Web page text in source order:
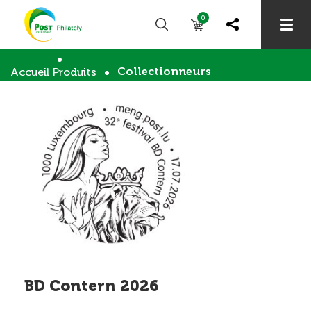
0
Accueil Produits Collectionneurs
BD Contern 2026